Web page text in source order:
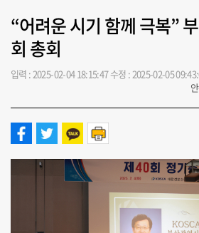
“어려운 시기 함께 극복”
회 총회
입력 : 2025-02-04 18:15:47수정 : 2025-02-05